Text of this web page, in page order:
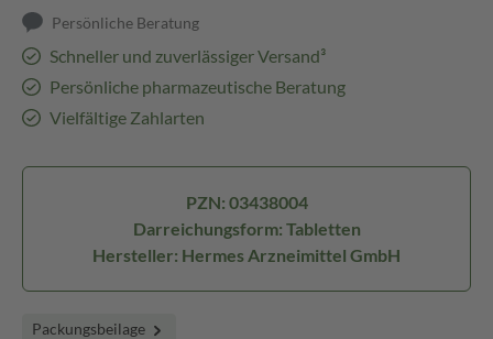
Persönliche Beratung
Schneller und zuverlässiger Versand³
Persönliche pharmazeutische Beratung
Vielfältige Zahlarten
PZN: 03438004
Darreichungsform: Tabletten
Hersteller: Hermes Arzneimittel GmbH
Packungsbeilage